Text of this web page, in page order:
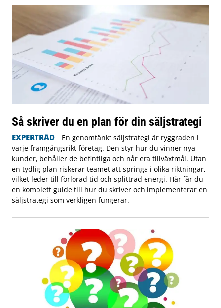
Så skriver du en plan för din säljstrategi
EXPERTRÅD
En genomtänkt säljstrategi är ryggraden i
varje framgångsrikt företag. Den styr hur du vinner nya
kunder, behåller de befintliga och når era tillväxtmål. Utan
en tydlig plan riskerar teamet att springa i olika riktningar,
vilket leder till förlorad tid och splittrad energi. Här får du
en komplett guide till hur du skriver och implementerar en
säljstrategi som verkligen fungerar.